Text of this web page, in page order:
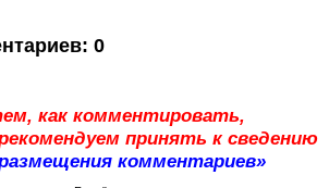
: 0
как комментировать,
принять к сведению
комментариев»